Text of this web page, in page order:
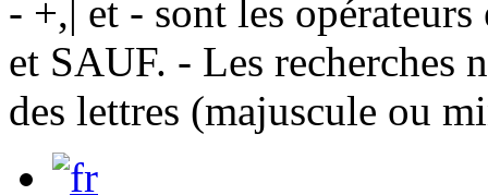
- +,| et - sont les
et SAUF. - Les recherches
des lettres (majuscule ou